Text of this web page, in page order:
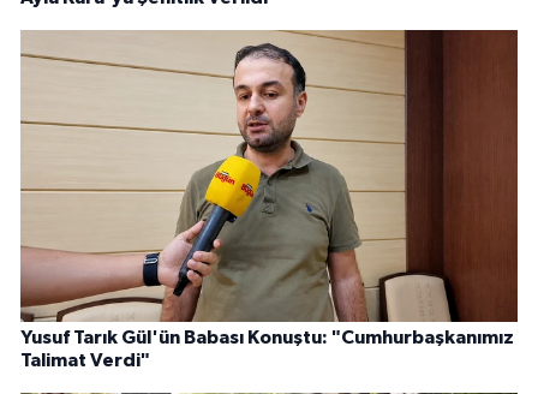
Yusuf Tarık Gül'ün Babası Konuştu: "Cumhurbaşkanımız
Talimat Verdi"